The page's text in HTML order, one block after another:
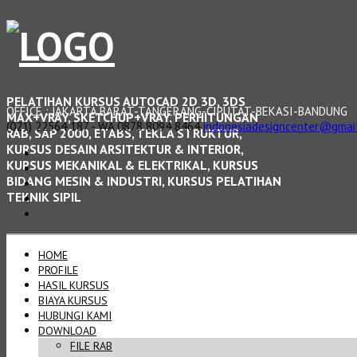
PELATIHAN KURSUS AUTOCAD 2D 3D, 3DS
MAX+VRAY, SKETCHUP+VRAY, PERHITUNGAN
RAB, SAP 2000, ETABS, TEKLA STRUKTUR,
KURSUS DESAIN ARSITEKTUR & INTERIOR,
KURSUS MEKANIKAL & ELEKTRIKAL, KURSUS
BIDANG MESIN & INDUSTRI, KURSUS PELATIHAN
TEKNIK SIPIL
OFFICE : JAKARTA BARAT-TANGERANG-CIPUTAT-BEKASI-BANDUNG
(021) 22564 187 - WA 0878 8094 8464
HOME
PROFILE
HASIL KURSUS
BIAYA KURSUS
HUBUNGI KAMI
DOWNLOAD
FILE RAB